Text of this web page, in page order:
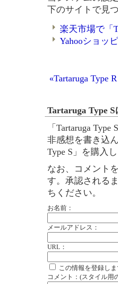
下のサイトで見
楽天市場で「
Yahooショッ
«Tartaruga Type R
Tartaruga Type
「Tartaruga
非感想を書き込
Type S」を購入
なお、コメント
す。承認される
ちください。
お名前：
メールアドレス：
URL：
この情報を登録し
コメント：(スタイル用